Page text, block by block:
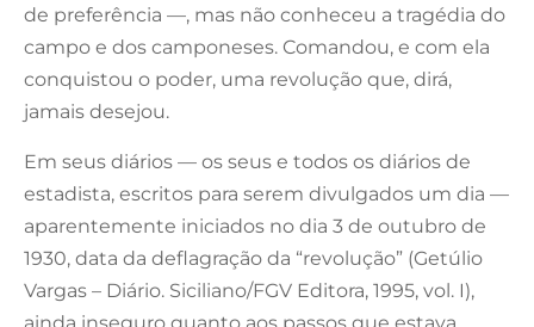
de preferência —, mas não conheceu a tragédia do
campo e dos camponeses. Comandou, e com ela
conquistou o poder, uma revolução que, dirá,
jamais desejou.
Em seus diários — os seus e todos os diários de
estadista, escritos para serem divulgados um dia —
aparentemente iniciados no dia 3 de outubro de
1930, data da deflagração da “revolução” (Getúlio
Vargas – Diário. Siciliano/FGV Editora, 1995, vol. I),